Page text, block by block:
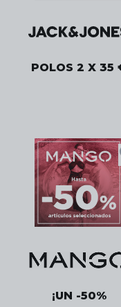
POLOS 2 X 35
¡UN -50%